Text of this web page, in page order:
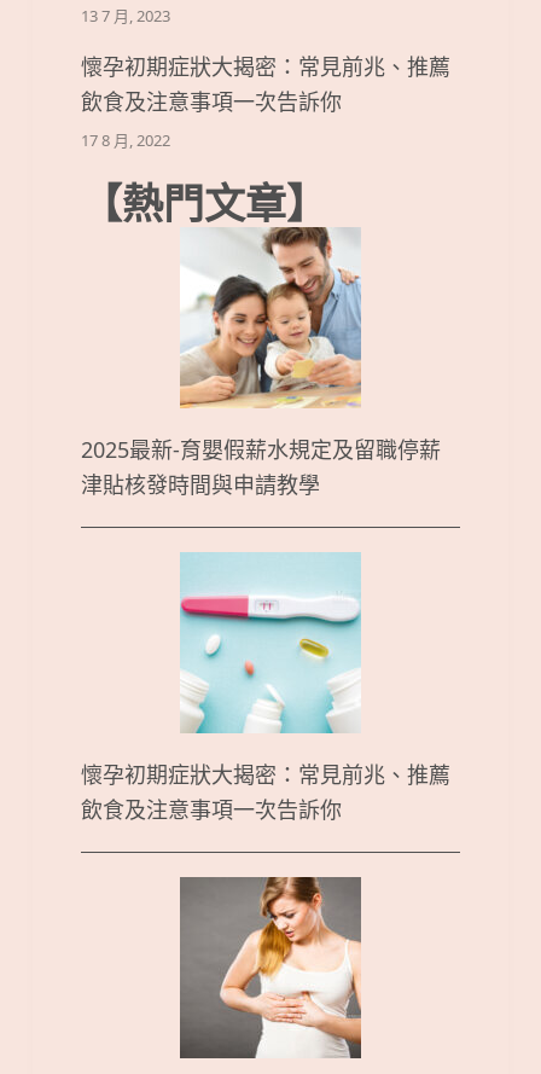
13 7 月, 2023
懷孕初期症狀大揭密：常見前兆、推薦
飲食及注意事項一次告訴你
17 8 月, 2022
【熱門文章】
2025最新-育嬰假薪水規定及留職停薪
津貼核發時間與申請教學
懷孕初期症狀大揭密：常見前兆、推薦
飲食及注意事項一次告訴你